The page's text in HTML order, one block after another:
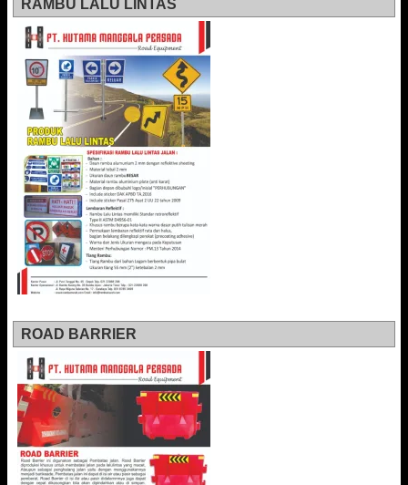
RAMBU LALU LINTAS
ROAD BARRIER